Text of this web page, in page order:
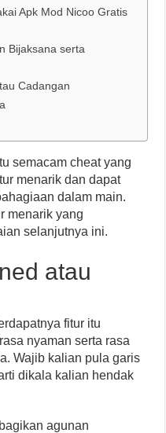
Apk Mod Nicoo Gratis
Bijaksana serta
Cadangan
semacam cheat yang
menarik dan dapat
dalam main.
menarik yang
selanjutnya ini.
atau
fitur itu
nyaman serta rasa
Wajib kalian pula garis
dikala kalian hendak
agunan